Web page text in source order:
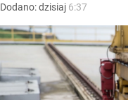
Dodano:dzisiaj 6:37